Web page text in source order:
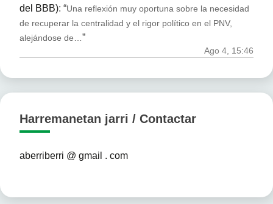
del BBB): “Una reflexión muy oportuna sobre la necesidad
de recuperar la centralidad y el rigor político en el PNV,
alejándose de…”
Ago 4, 15:46
Harremanetan jarri / Contactar
aberriberri @ gmail . com